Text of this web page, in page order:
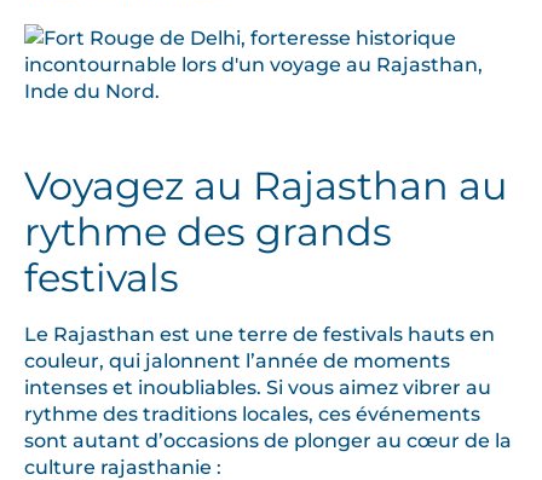
Voyagez au Rajasthan au
rythme des grands
festivals
Le Rajasthan est une terre de festivals hauts en
couleur, qui jalonnent l’année de moments
intenses et inoubliables. Si vous aimez vibrer au
rythme des traditions locales, ces événements
sont autant d’occasions de plonger au cœur de la
culture rajasthanie :